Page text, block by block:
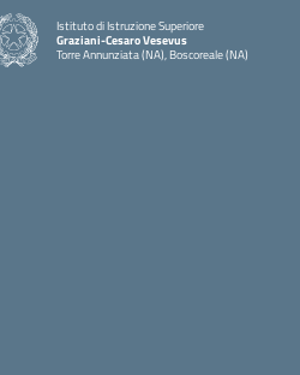
Istituto di Istruzione Superiore
Graziani-Cesaro Vesevus
Torre Annunziata (NA), Boscoreale (NA)